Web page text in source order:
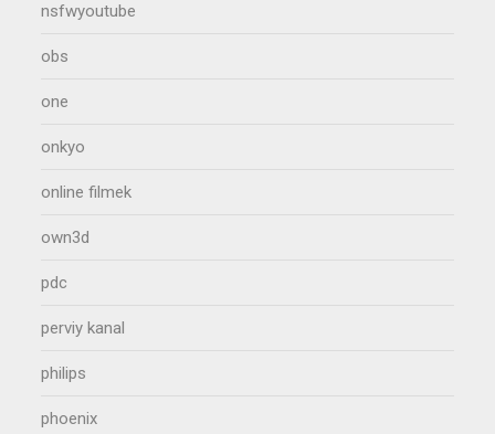
nsfwyoutube
obs
one
onkyo
online filmek
own3d
pdc
perviy kanal
philips
phoenix